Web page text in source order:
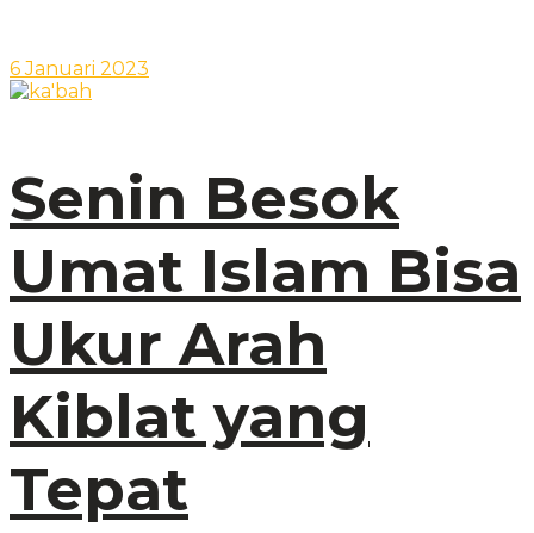
6 Januari 2023
Senin Besok
Umat Islam Bisa
Ukur Arah
Kiblat yang
Tepat